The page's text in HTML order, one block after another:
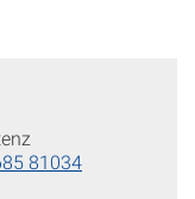
81034